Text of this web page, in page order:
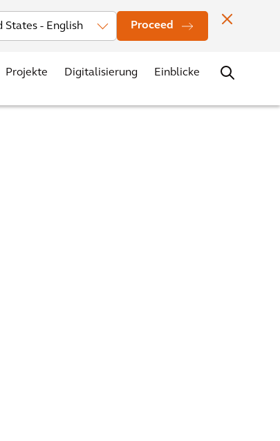
Proceed
Investors News Bürostandorte Kontakt
Projekte Digitalisierung Einblicke